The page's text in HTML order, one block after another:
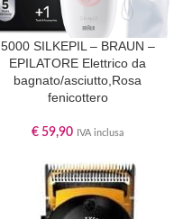
5000 SILKEPIL – BRAUN –
EPILATORE Elettrico da
bagnato/asciutto,Rosa
fenicottero
€ 59,90 IVA inclusa